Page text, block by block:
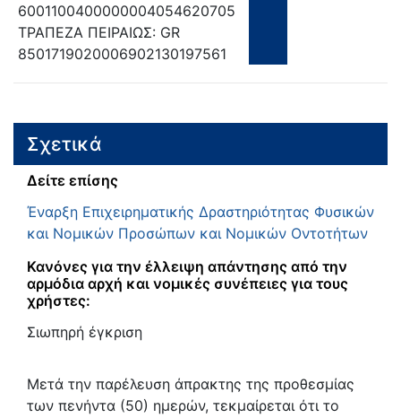
6001100400000004054620705
ΤΡΑΠΕΖΑ ΠΕΙΡΑΙΩΣ: GR
8501719020006902130197561
Σχετικά
Δείτε επίσης
Έναρξη Επιχειρηματικής Δραστηριότητας Φυσικών
και Νομικών Προσώπων και Νομικών Οντοτήτων
Κανόνες για την έλλειψη απάντησης από την
αρμόδια αρχή και νομικές συνέπειες για τους
χρήστες:
Σιωπηρή έγκριση
Μετά την παρέλευση άπρακτης της προθεσμίας
των πενήντα (50) ημερών, τεκμαίρεται ότι το